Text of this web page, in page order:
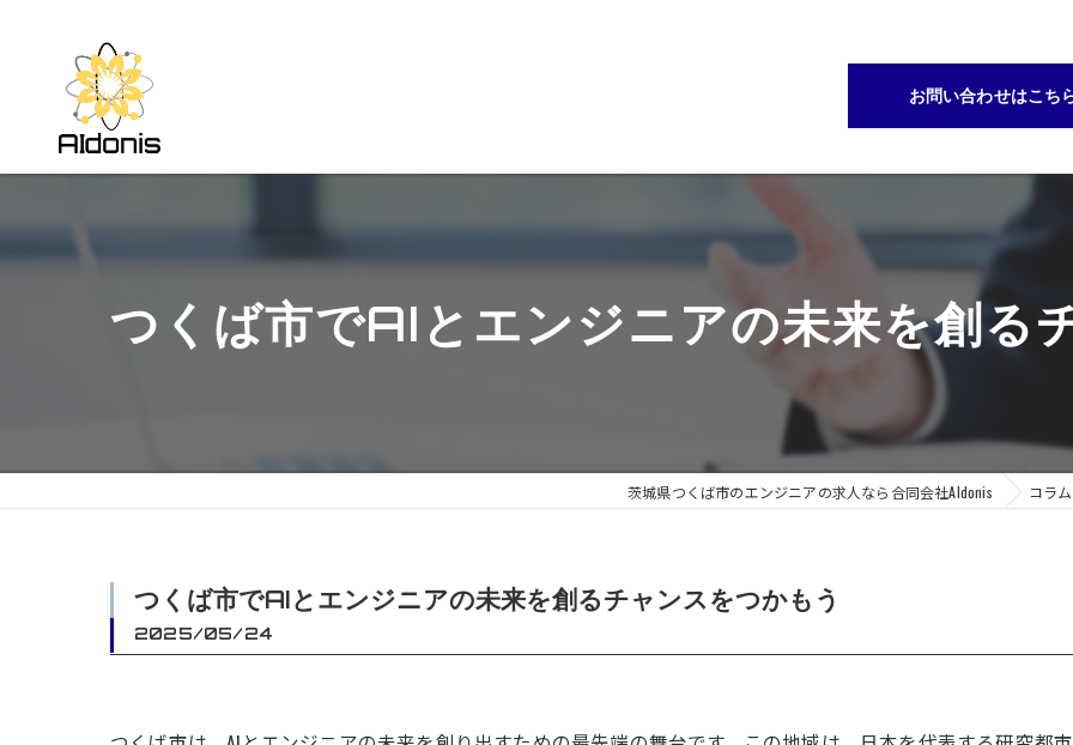
お問い合わせはこち
つくば市でAIとエンジニアの未来を創る
茨城県つくば市のエンジニアの求人なら合同会社AIdonis コラム
つくば市でAIとエンジニアの未来を創るチャンスをつかもう
2025/05/24